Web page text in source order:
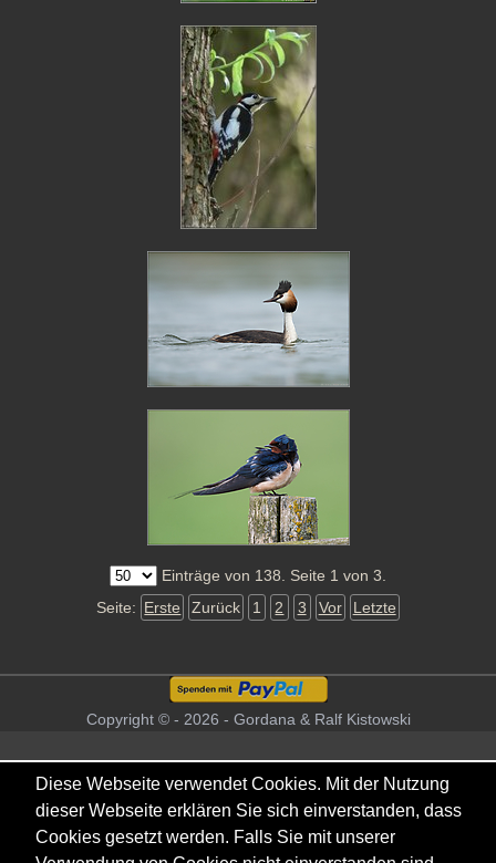
Einträge von 138. Seite 1 von 3.
Seite: Erste Zurück 1 2 3 Vor Letzte
Copyright © - 2026 - Gordana & Ralf Kistowski
Diese Webseite verwendet Cookies. Mit der Nutzung
dieser Webseite erklären Sie sich einverstanden, dass
Cookies gesetzt werden. Falls Sie mit unserer